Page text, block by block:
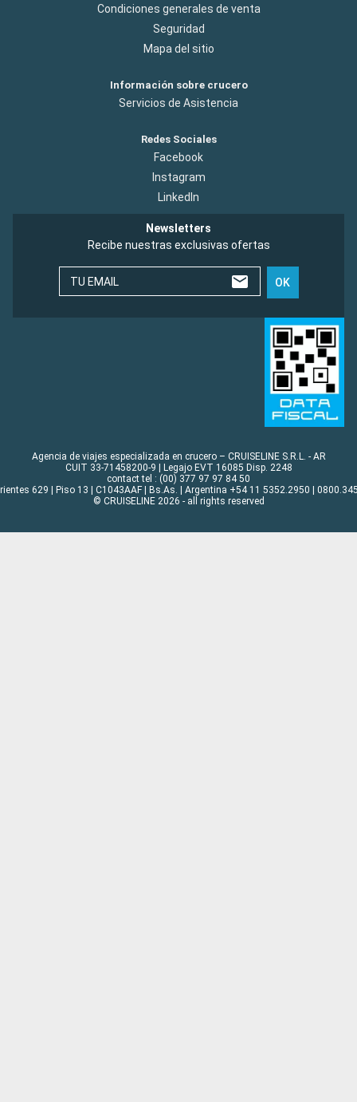
Condiciones generales de venta
Seguridad
Mapa del sitio
Información sobre crucero
Servicios de Asistencia
Redes Sociales
Facebook
Instagram
LinkedIn
Newsletters
Recibe nuestras exclusivas ofertas
TU EMAIL OK
Agencia de viajes especializada en crucero – CRUISELINE S.R.L. - AR
CUIT 33-71458200-9 | Legajo EVT 16085 Disp. 2248
contact tel : (00) 377 97 97 84 50
629 | Piso 13 | C1043AAF | Bs.As. | Argentina +54 11 5352.2950 |
© CRUISELINE 2026 - all rights reserved